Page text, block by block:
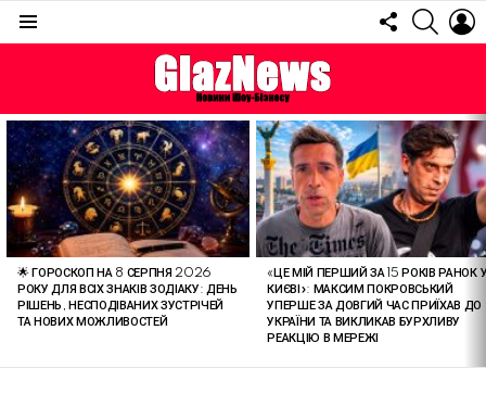
FOLLOW
US
ОСТАННІ
СТАТТІ
🌟 ГОРОСКОП НА 8 СЕРПНЯ 2026
РОКУ ДЛЯ ВСІХ ЗНАКІВ ЗОДІАКУ: ДЕНЬ
РІШЕНЬ, НЕСПОДІВАНИХ ЗУСТРІЧЕЙ
ТА НОВИХ МОЖЛИВОСТЕЙ
«ЦЕ МІЙ ПЕРШИЙ ЗА 15 РОКІВ РАНОК
КИЄВІ»: МАКСИМ ПОКРОВСЬКИЙ
УПЕРШЕ ЗА ДОВГИЙ ЧАС ПРИЇХАВ ДО
УКРАЇНИ ТА ВИКЛИКАВ БУРХЛИВУ
РЕАКЦІЮ В МЕРЕЖІ